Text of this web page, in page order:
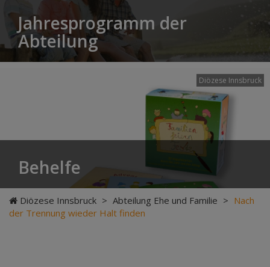
Jahresprogramm der
Abteilung
Diözese Innsbruck
Behelfe
Diözese Innsbruck > Abteilung Ehe und Familie > Nach
der Trennung wieder Halt finden